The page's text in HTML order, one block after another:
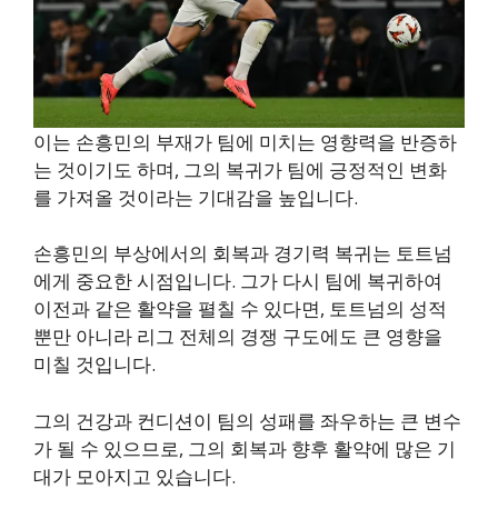
이는 손흥민의 부재가 팀에 미치는 영향력을 반증하
는 것이기도 하며, 그의 복귀가 팀에 긍정적인 변화
를 가져올 것이라는 기대감을 높입니다.
손흥민의 부상에서의 회복과 경기력 복귀는 토트넘
에게 중요한 시점입니다. 그가 다시 팀에 복귀하여
이전과 같은 활약을 펼칠 수 있다면, 토트넘의 성적
뿐만 아니라 리그 전체의 경쟁 구도에도 큰 영향을
미칠 것입니다.
그의 건강과 컨디션이 팀의 성패를 좌우하는 큰 변수
가 될 수 있으므로, 그의 회복과 향후 활약에 많은 기
대가 모아지고 있습니다.